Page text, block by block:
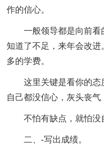
作的信心。
一般领导都是向前看
知道了不足，来年会改
多的学费。
这里关键是看你的
自己都没信心，灰头丧
不怕有缺点，就怕没
二、-写出成绩。